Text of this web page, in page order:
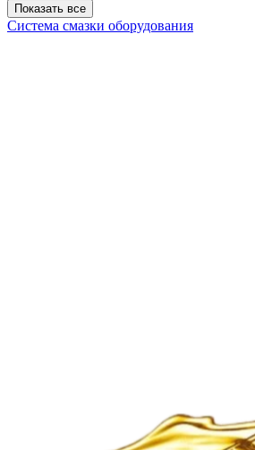
Показать все
Система смазки оборудования